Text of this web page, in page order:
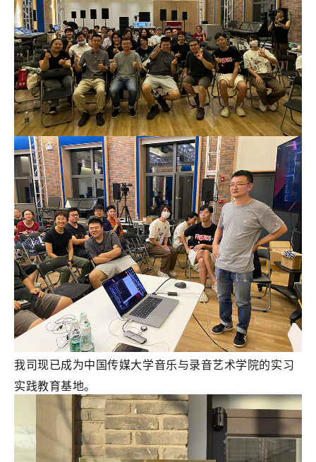
我司现已成为中国传媒大学音乐与录音艺术学院的实习
实践教育基地。